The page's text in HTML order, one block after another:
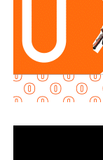
De igual
conocimiento de
alimentaria o de
deudor a ocultar
aparentes de
con el propósito
principalmente
incorporación
secundaria, los
misma vialidad
con dirección a
fraccionamiento
Como parte de la